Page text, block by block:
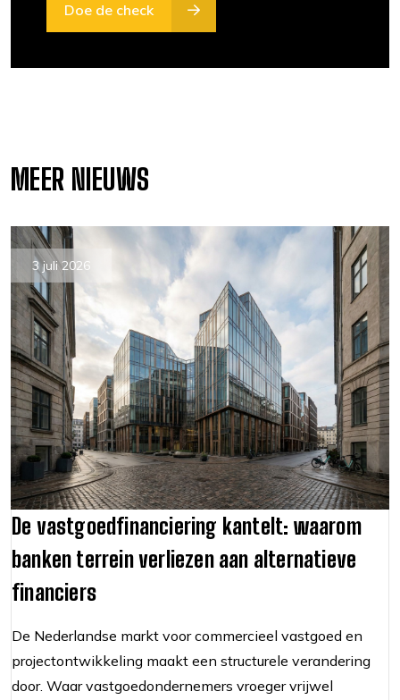
Doe de check
MEER NIEUWS
3 juli 2026
De vastgoedfinanciering kantelt: waarom
banken terrein verliezen aan alternatieve
financiers
De Nederlandse markt voor commercieel vastgoed en
projectontwikkeling maakt een structurele verandering
door. Waar vastgoedondernemers vroeger vrijwel